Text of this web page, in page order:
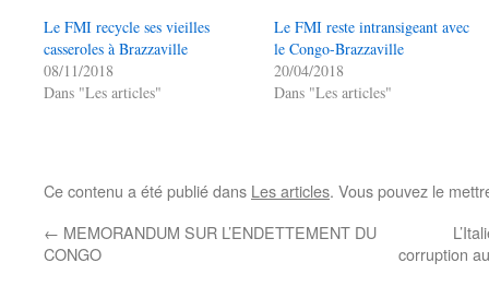
Le FMI recycle ses vieilles
casseroles à Brazzaville
08/11/2018
Dans "Les articles"
Le FMI reste intransigeant avec
le Congo-Brazzaville
20/04/2018
Dans "Les articles"
Ce contenu a été publié dans Les articles. Vous pouvez le
← MEMORANDUM SUR L’ENDETTEMENT DU
CONGO
corruption